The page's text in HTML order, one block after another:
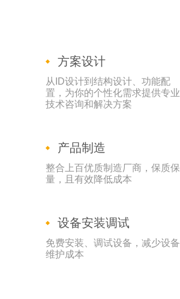
方案设计
从ID设计到结构设计、功能配
置，为你的个性化需求提供专业
技术咨询和解决方案
产品制造
整合上百优质制造厂商，保质保
量，且有效降低成本
设备安装调试
免费安装、调试设备，减少设备
维护成本